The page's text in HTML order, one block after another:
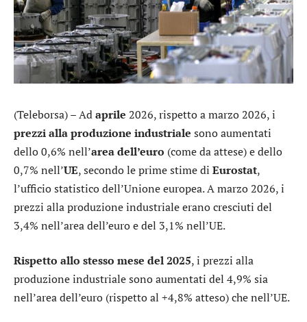
(Teleborsa) – Adaprile 2026, rispetto a marzo 2026, i
prezzi alla produzione industriale sono aumentati
dello 0,6% nell’area dell’euro (come da attese) e dello
0,7% nell’UE, secondo le prime stime di Eurostat,
l’ufficio statistico dell’Unione europea. A marzo 2026, i
prezzi alla produzione industriale erano cresciuti del
3,4% nell’area dell’euro e del 3,1% nell’UE.
Rispetto allo stesso mese del 2025, i prezzi alla
produzione industriale sono aumentati del 4,9% sia
nell’area dell’euro (rispetto al +4,8% atteso) che nell’UE.